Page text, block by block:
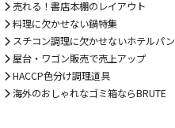
売れる！書店本棚のレイアウト
料理に欠かせない鍋特集
スチコン調理に欠かせないホテルパン
屋台・ワゴン販売で売上アップ
HACCP色分け調理道具
海外のおしゃれなゴミ箱ならBRUTE